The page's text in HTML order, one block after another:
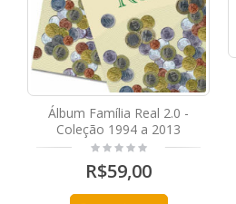
Álbum Família Real 2.0 -
Coleção 1994 a 2013
R$59,00